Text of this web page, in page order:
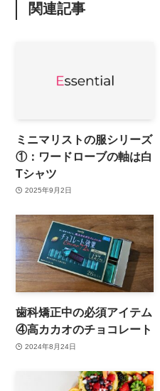
関連記事
ミニマリストの服シリーズ
①：ワードローブの軸は白
Tシャツ
2025年9月2日
歯科矯正中の必須アイテム
④高カカオのチョコレート
2024年8月24日